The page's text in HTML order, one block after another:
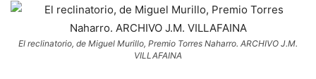
El reclinatorio, de Miguel Murillo, Premio Torres Naharro. ARCHIVO J.M.
VILLAFAINA